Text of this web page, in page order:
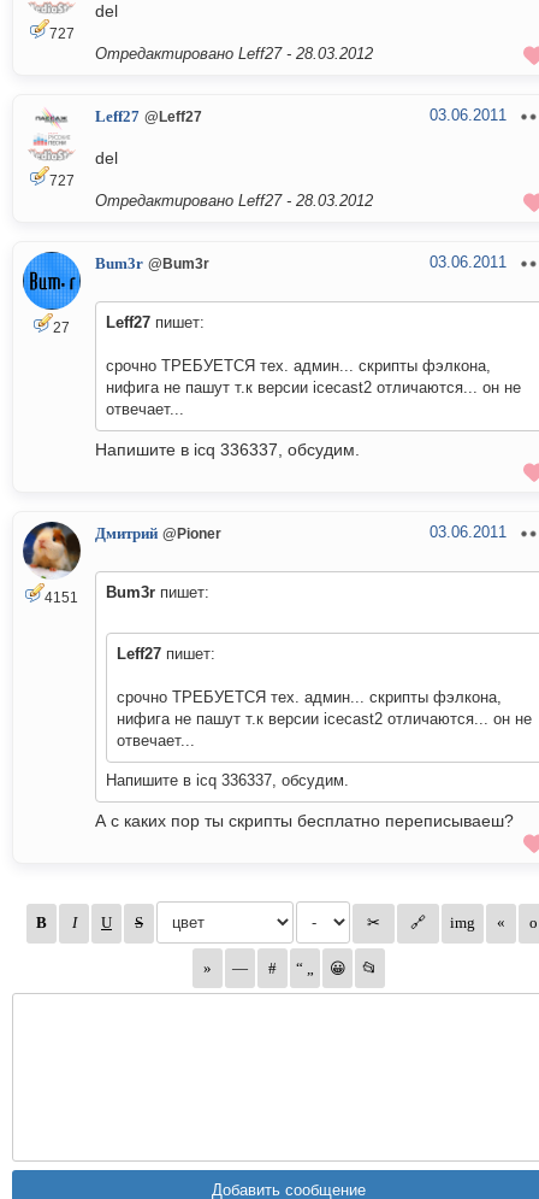
727
del
Отредактировано Leff27 - 28.03.2012
727
Leff27 @Leff27 03.06.2011
del
Отредактировано Leff27 - 28.03.2012
27
Bum3r @Bum3r 03.06.2011
Leff27 пишет:
срочно ТРЕБУЕТСЯ тех. админ... скрипты фэлкона,
нифига не пашут т.к версии icecast2 отличаются... он не
отвечает...
Напишите в icq 336337, обсудим.
4151
Дмитрий @Pioner 03.06.2011
Bum3r пишет:
Leff27 пишет:
срочно ТРЕБУЕТСЯ тех. админ... скрипты фэлкона,
нифига не пашут т.к версии icecast2 отличаются... он не
отвечает...
Напишите в icq 336337, обсудим.
А с каких пор ты скрипты бесплатно переписываеш?